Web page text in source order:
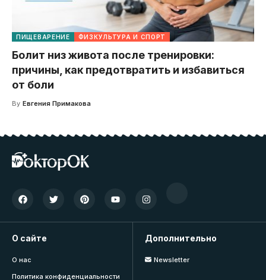
ПИЩЕВАРЕНИЕ ФИЗКУЛЬТУРА И СПОРТ
Болит низ живота после тренировки:
причины, как предотвратить и избавиться
от боли
By Евгения Примакова
О сайте
О нас
Политика конфиденциальности
Дополнительно
Newsletter